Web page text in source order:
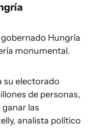
Hungría
monumental.
su electorado
de personas,
las
analista político